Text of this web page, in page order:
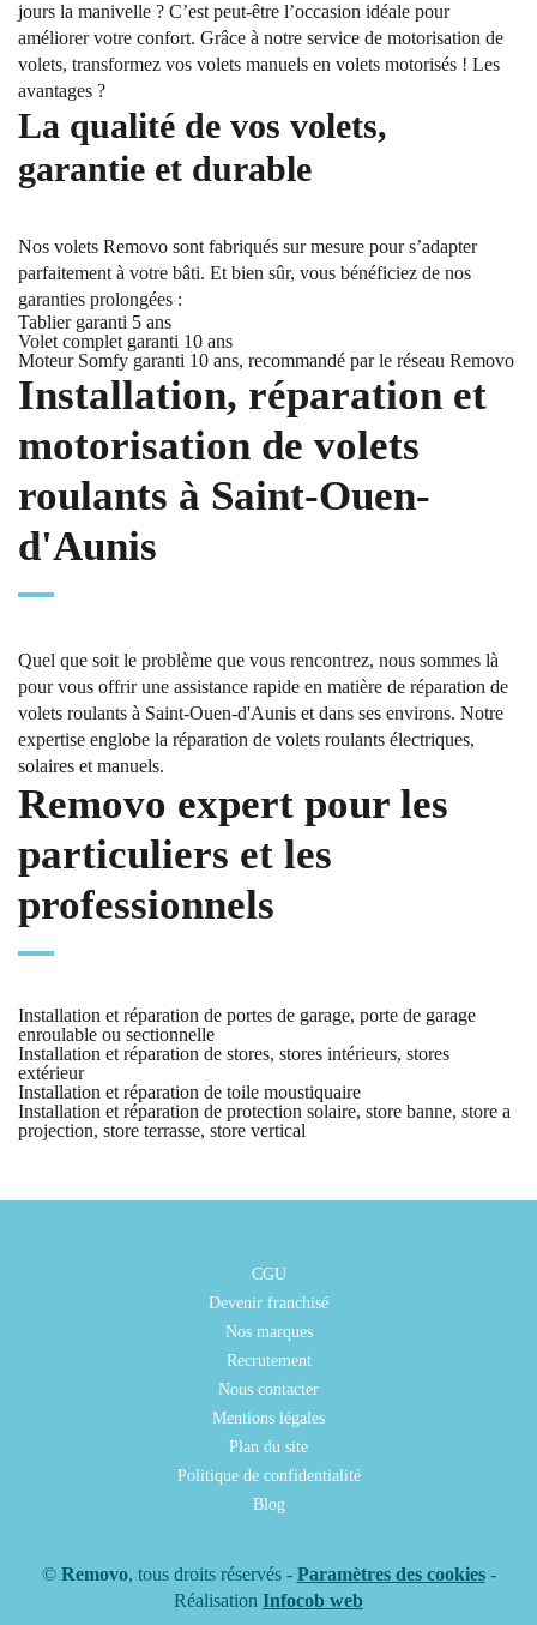
jours la manivelle ? C’est peut-être l’occasion idéale pour
améliorer votre confort. Grâce à notre service de motorisation de
volets, transformez vos volets manuels en volets motorisés ! Les
avantages ?
La qualité de vos volets,
garantie et durable
Nos volets Removo sont fabriqués sur mesure pour s’adapter
parfaitement à votre bâti. Et bien sûr, vous bénéficiez de nos
garanties prolongées :
Tablier garanti 5 ans
Volet complet garanti 10 ans
Moteur Somfy garanti 10 ans, recommandé par le réseau Removo
Installation, réparation et
motorisation de volets
roulants à Saint-Ouen-
d'Aunis
Quel que soit le problème que vous rencontrez, nous sommes là
pour vous offrir une assistance rapide en matière de réparation de
volets roulants à Saint-Ouen-d'Aunis et dans ses environs. Notre
expertise englobe la réparation de volets roulants électriques,
solaires et manuels.
Removo expert pour les
particuliers et les
professionnels
Installation et réparation de portes de garage, porte de garage
enroulable ou sectionnelle
Installation et réparation de stores, stores intérieurs, stores
extérieur
Installation et réparation de toile moustiquaire
Installation et réparation de protection solaire, store banne, store a
projection, store terrasse, store vertical
CGU
Devenir franchisé
Nos marques
Recrutement
Nous contacter
Mentions légales
Plan du site
Politique de confidentialité
Blog
© Removo, tous droits réservés - Paramètres des cookies-
Réalisation Infocob web